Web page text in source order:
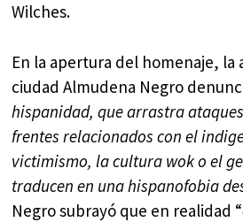
Wilches.
En la apertura del homenaje, la
ciudad Almudena Negro
hispanidad, que arrastra
frentes relacionados con el
victimismo, la cultura wok o el
traducen en una hispanofobia
Negro subrayó que en realidad “